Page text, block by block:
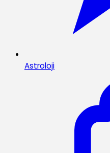
Astroloji